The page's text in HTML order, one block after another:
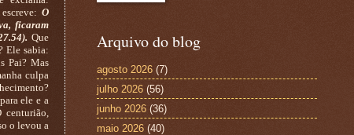
O
ficaram
Que
Ele sabia:
Pai? Mas
culpa
ele e a
o levou a
Arquivo do blog
agosto 2026 (7)
julho 2026 (56)
junho 2026 (36)
maio 2026 (40)